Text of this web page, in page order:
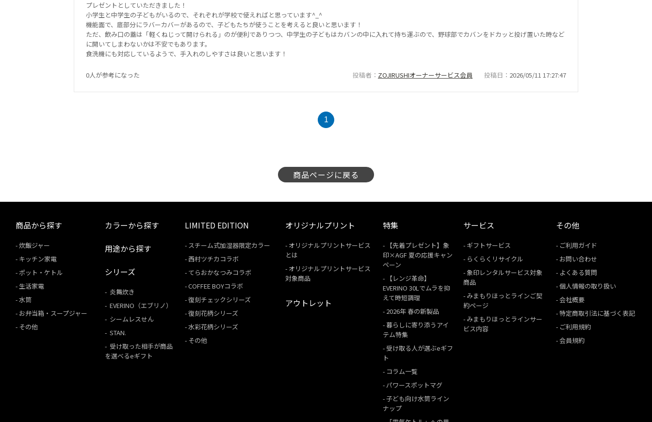
プレゼントとしていただきました！
小学生と中学生の子どもがいるので、それぞれが学校で使えればと思っています^_^
機能面で、底部分にラバーカバーがあるので、子どもたちが使うことを考えると良いと思います！
ただ、飲み口の蓋は「軽くねじって開けられる」のが便利でありつつ、中学生の子どもはカバンの中に入れて持ち運ぶので、野球部でカバンをドカッと投げ置いた時など
に開いてしまわないかは不安でもあります。
食洗機にも対応しているようで、手入れのしやすさは良いと思います！
0人が参考になった 投稿者 ZOJIRUSHIオーナーサービス会員 投稿日 2026/05/11 17:27:47
1
商品ページに戻る
商品から探す
炊飯ジャー
キッチン家電
ポット・ケトル
生活家電
水筒
お弁当箱・スープジャー
その他
カラーから探す
用途から探す
シリーズ
炎舞炊き
EVERINO（エブリノ）
シームレスせん
STAN.
受け取った相手が商品
を選べるeギフト
LIMITED EDITION
スチーム式加湿器限定カラー
西村ツチカコラボ
てらおかなつみコラボ
COFFEE BOYコラボ
復刻チェックシリーズ
復刻花柄シリーズ
水彩花柄シリーズ
その他
オリジナルプリント
オリジナルプリントサービス
とは
オリジナルプリントサービス
対象商品
アウトレット
特集
【先着プレゼント】象
印×AGF 夏の応援キャン
ペーン
【レンジ革命】
EVERINO 30Lでムラを抑
えて時短調理
2026年 春の新製品
暮らしに寄り添うアイ
テム特集
受け取る人が選ぶeギフ
ト
コラム一覧
パワースポットマグ
子ども向け水筒ライン
ナップ
サービス
ギフトサービス
らくらくリサイクル
象印レンタルサービス対象
商品
みまもりほっとラインご契
約ページ
みまもりほっとラインサー
ビス内容
その他
ご利用ガイド
お問い合わせ
よくある質問
個人情報の取り扱い
会社概要
特定商取引法に基づく表記
ご利用規約
会員規約